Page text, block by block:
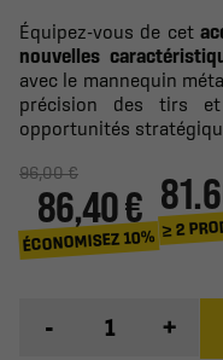
Équipez-vous de cet
nouvelles
avec le mannequin
précision des tirs
opportunités
96,00 €
86,40 €
ÉCONOMISEZ 10% ≥ 2
- +